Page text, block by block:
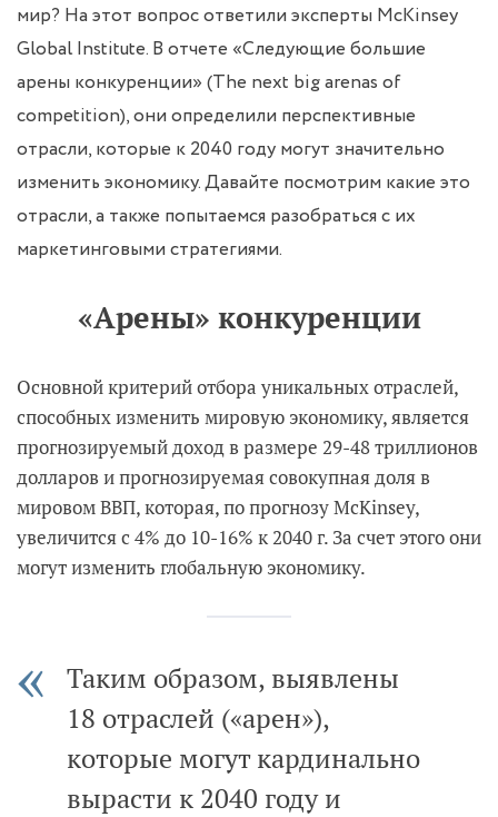
мир? На этот вопрос ответили эксперты McKinsey
Global Institute. В отчете «Следующие большие
арены конкуренции» (The next big arenas of
competition), они определили перспективные
отрасли, которые к 2040 году могут значительно
изменить экономику. Давайте посмотрим какие это
отрасли, а также попытаемся разобраться с их
маркетинговыми стратегиями.
«Арены» конкуренции
Основной критерий отбора уникальных отраслей,
способных изменить мировую экономику, является
прогнозируемый доход в размере 29-48 триллионов
долларов и прогнозируемая совокупная доля в
мировом ВВП, которая, по прогнозу McKinsey,
увеличится с 4% до 10-16% к 2040 г. За счет этого они
могут изменить глобальную экономику.
Таким образом, выявлены
18 отраслей («арен»),
которые могут кардинально
вырасти к 2040 году и